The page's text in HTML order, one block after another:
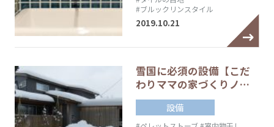
#ブルックリンスタイル
2019.10.21
雪国に必須の設備【こだ
わりママの家づくりノ…
設備